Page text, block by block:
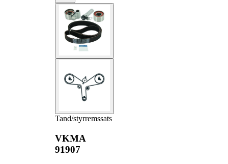
Tand/styrremssats
VKMA
91907